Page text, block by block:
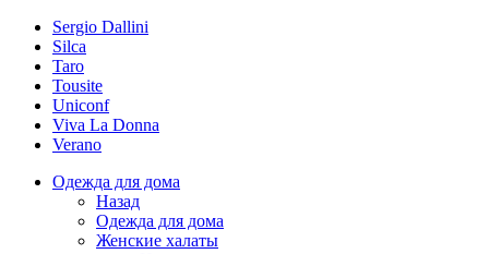
Sergio Dallini
Silca
Taro
Tousite
Uniconf
Viva La Donna
Verano
Одежда для дома
Назад
Одежда для дома
Женские халаты